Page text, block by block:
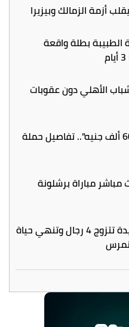
أزمة الزمالك وبيزيرا
الطبيبة بطلة واقعة
الأهلي دون عقوبات
"لو كارتك في إيدك تكسب 600 ألف جنيه".. تفاصيل حملة
مباراة برشلونة
"ما حسسونيش إني ست".. سيدة تتزوج 4 رجال وتنهي حياة